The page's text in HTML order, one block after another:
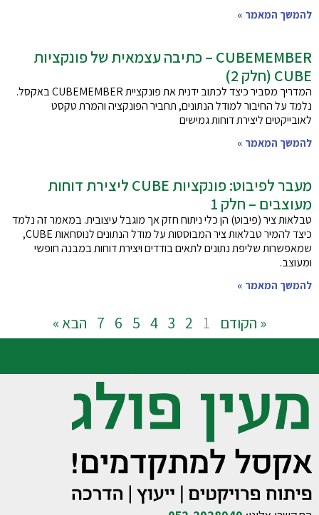
להמשך המאמר »
CUBEMEMBER – כתיבה עצמאית של פונקציות
CUBE (חלק 2)
המדריך מסביר כיצד לכתוב ידנית את פונקציית CUBEMEMBER באקסל.
נלמד על החיבור למודל הנתונים, תחביר הפונקציה והמרת טקסט
לאובייקטים ליצירת דוחות גמישים
להמשך המאמר »
מעבר לפיבוט: פונקציות CUBE ליצירת דוחות
מעוצבים – חלק 1
טבלאות ציר (פיבוט) הן כלי ניתוח חזק אך מוגבל עיצובית. במאמר זה נלמד
כיצד להמיר טבלאות ציר המבוססות על מודל הנתונים לנוסחאות CUBE,
שמאפשרות שליפת נתונים לתאים בודדים ויצירת דוחות במבנה חופשי
ומעוצב.
להמשך המאמר »
« הקודם 1
2
3
4
5
6
7 הבא »